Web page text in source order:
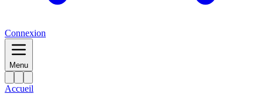
Connexion
Menu
Accueil